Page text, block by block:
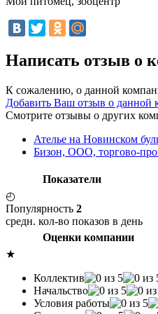
Написать отзыв о
К сожалению, о данной
Добавить Ваш отзыв о данной
Смотрите отзывы о других
Ателье на Новинском
Бизон, ООО, торгово-
Показатели
◴
Популярность 2
средн. кол-во показов в день
Оценки компании
★
Коллектив
Начальство
Условия работы